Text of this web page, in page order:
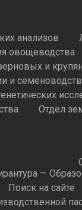
анализов
овощеводства
и
и
Отдел
—
Поиск на сайте